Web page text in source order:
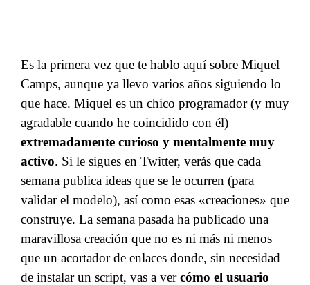
Es la primera vez que te hablo aquí sobre Miquel
Camps, aunque ya llevo varios años siguiendo lo
que hace. Miquel es un chico programador (y muy
agradable cuando he coincidido con él)
extremadamente curioso y mentalmente muy
activo. Si le sigues en Twitter, verás que cada
semana publica ideas que se le ocurren (para
validar el modelo), así como esas «creaciones» que
construye. La semana pasada ha publicado una
maravillosa creación que no es ni más ni menos
que un acortador de enlaces donde, sin necesidad
de instalar un script, vas a vercómo el usuario